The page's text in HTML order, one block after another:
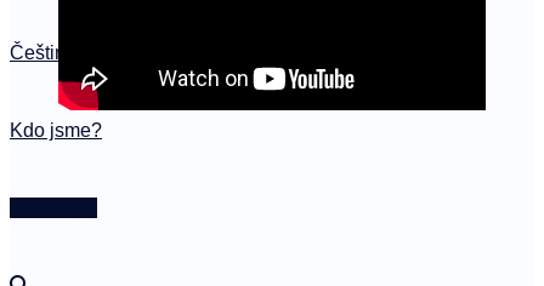
Čeština
Kdo jsme?